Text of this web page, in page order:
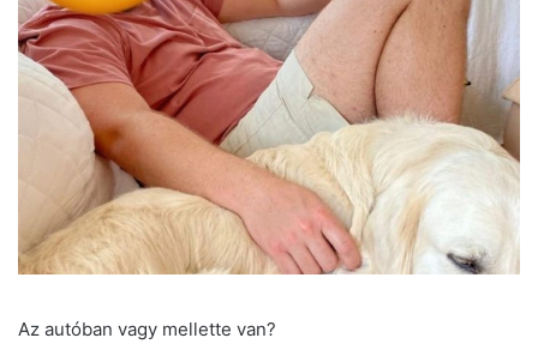
Az autóban vagy mellette van?